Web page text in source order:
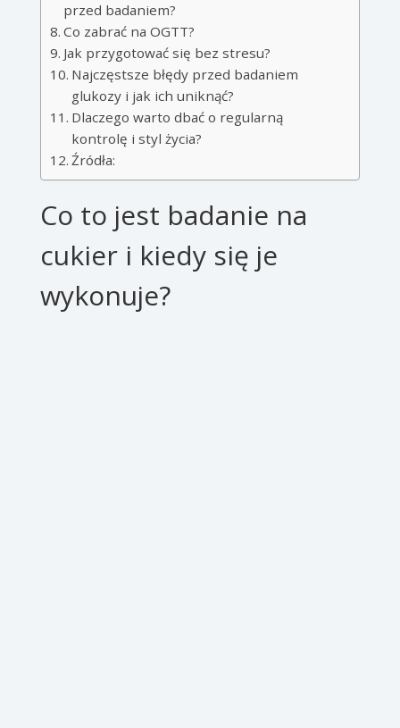
przed badaniem?
Co zabrać na OGTT?
Jak przygotować się bez stresu?
Najczęstsze błędy przed badaniem
glukozy i jak ich uniknąć?
Dlaczego warto dbać o regularną
kontrolę i styl życia?
Źródła:
Co to jest badanie na
cukier i kiedy się je
wykonuje?